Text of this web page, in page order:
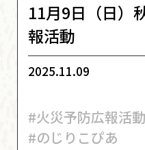
11月9日（日）
報活動
2025.11.09
#火災予防広報活動
#のじりこぴあ